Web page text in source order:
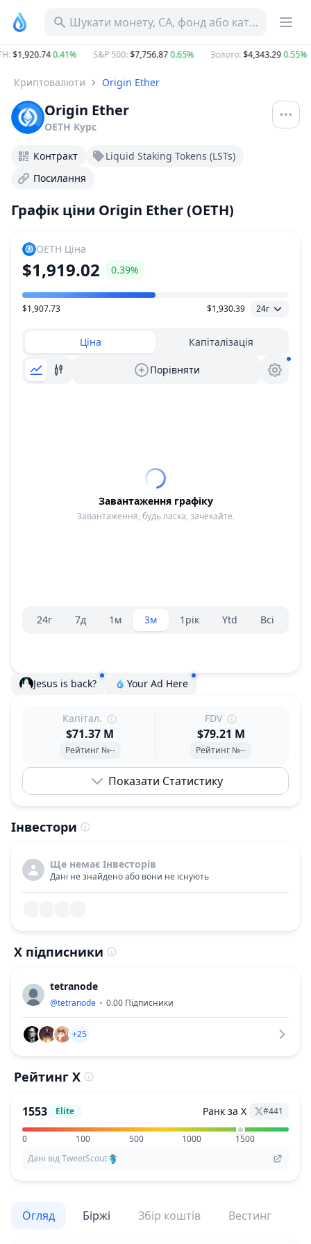
Шукати монету, CA, фонд або категорію
:$1,920.740.41% S&P 500:$7,756.870.65% Золото:$4,343.290.55%
Криптовалюти Origin Ether
Origin Ether
OETH Курс
Контракт
Liquid Staking Tokens (LSTs)
Посилання
Графік ціни Origin Ether (OETH)
OETH Ціна
$1,919.02 0.39%
Діапазон цін
$1,907.73 $1,930.39 24г
Ціна Капіталізація
Порівняти
Завантаження графіку
Завантаження, будь ласка, зачекайте.
Вибір діапазону.
24г 7д 1м 3м 1рік Ytd Всі
Jesus is back? Your Ad Here
Капітал.
$71.37 M
Рейтинг №--
FDV
$79.21 M
Рейтинг №--
Показати Статистику
Інвестори
Ще немає Інвесторів
Дані не знайдено або вони не існують
X підписники
tetranode
@tetranode 0.00 Підписники
+25
Рейтинг X
1553 Elite Ранк за X #441
0 100 500 1000
1500
Дані від TweetScout
Огляд Біржі Збір коштів Вестинг